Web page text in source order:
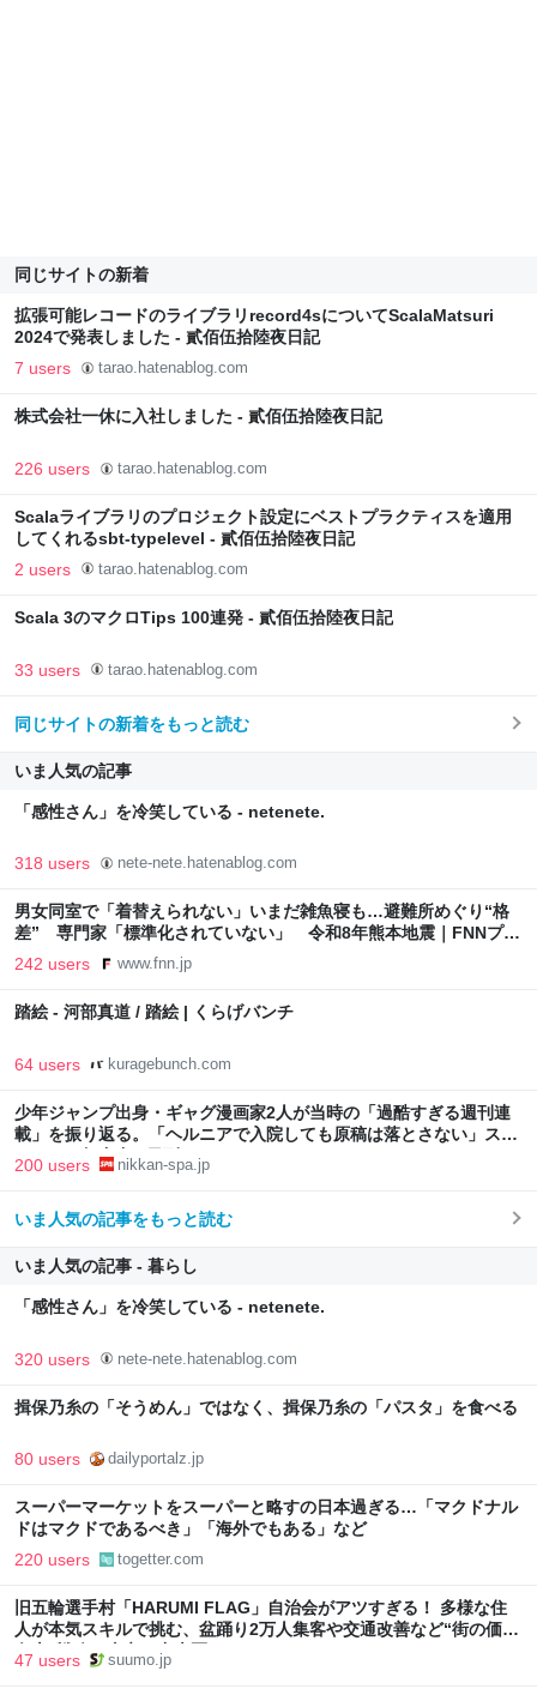
同じサイトの新着
拡張可能レコードのライブラリrecord4sについてScalaMatsuri
2024で発表しました - 貳佰伍拾陸夜日記
7 users tarao.hatenablog.com
株式会社一休に入社しました - 貳佰伍拾陸夜日記
226 users tarao.hatenablog.com
Scalaライブラリのプロジェクト設定にベストプラクティスを適用
してくれるsbt-typelevel - 貳佰伍拾陸夜日記
2 users tarao.hatenablog.com
Scala 3のマクロTips 100連発 - 貳佰伍拾陸夜日記
33 users tarao.hatenablog.com
同じサイトの新着をもっと読む
いま人気の記事
「感性さん」を冷笑している - netenete.
318 users nete-nete.hatenablog.com
男女同室で「着替えられない」いまだ雑魚寝も…避難所めぐり“格
差” 専門家「標準化されていない」 令和8年熊本地震｜FNNプラ
イムオンライン
242 users www.fnn.jp
踏絵 - 河部真道 / 踏絵 | くらげバンチ
64 users kuragebunch.com
少年ジャンプ出身・ギャグ漫画家2人が当時の「過酷すぎる週刊連
載」を振り返る。「ヘルニアで入院しても原稿は落とさない」スト
イックな舞台裏 | 日刊SPA!
200 users nikkan-spa.jp
いま人気の記事をもっと読む
いま人気の記事 - 暮らし
「感性さん」を冷笑している - netenete.
320 users nete-nete.hatenablog.com
揖保乃糸の「そうめん」ではなく、揖保乃糸の「パスタ」を食べる
80 users dailyportalz.jp
スーパーマーケットをスーパーと略すの日本過ぎる…「マクドナル
ドはマクドであるべき」「海外でもある」など
220 users togetter.com
旧五輪選手村「HARUMI FLAG」自治会がアツすぎる！ 多様な住
人が本気スキルで挑む、盆踊り2万人集客や交通改善など“街の価値
向上”戦略 東京・中央区
47 users suumo.jp